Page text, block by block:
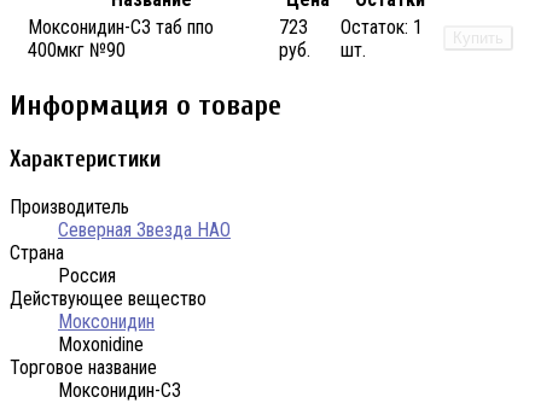
Моксонидин-СЗ таб ппо
400мкг №90
723
руб.
Остаток: 1
шт.
Купить
Информация о товаре
Характеристики
Производитель
Северная Звезда НАО
Страна
Россия
Действующее вещество
Моксонидин
Moxonidine
Торговое название
Моксонидин-СЗ